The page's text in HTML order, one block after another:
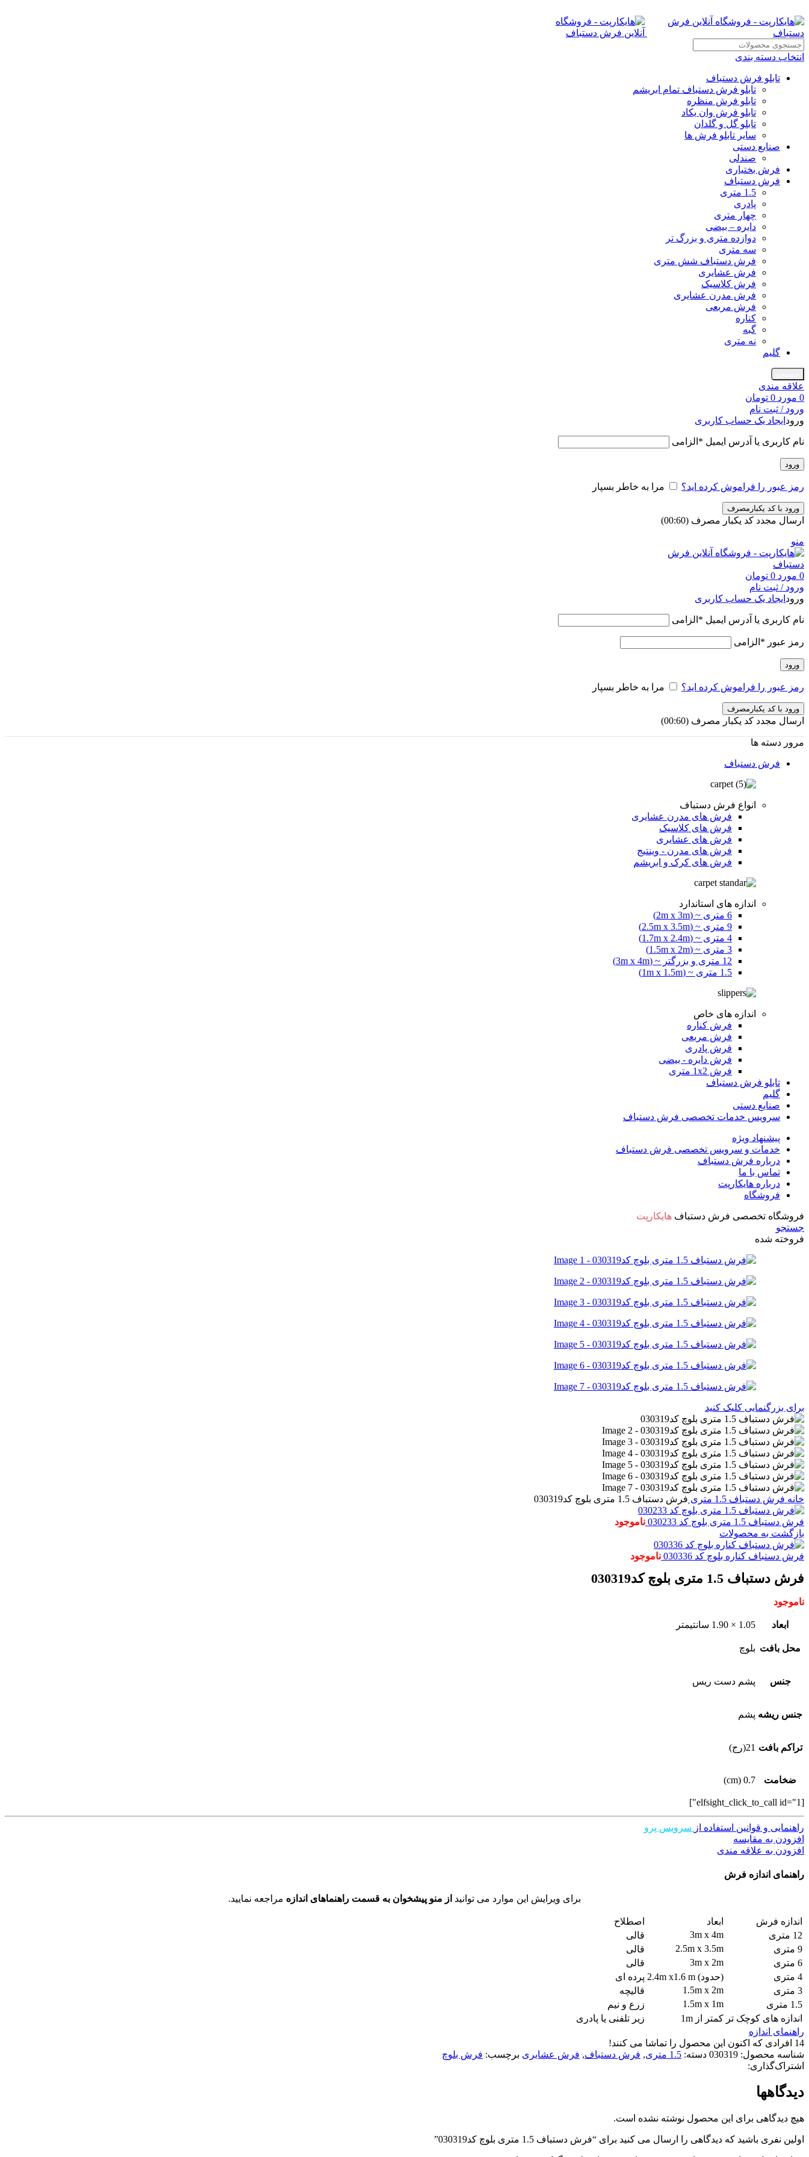
انتخاب دسته بندی
تابلو فرش دستباف
تابلو فرش دستباف تمام ابریشم
تابلو فرش منظره
تابلو فرش وان یکاد
تابلو گل و گلدان
سایر تابلو فرش ها
صنایع دستی
صندلی
فرش بختیاری
فرش دستباف
1.5 متری
پادری
چهار متری
دایره – بیضی
دوازده متری و بزرگ تر
سه متری
فرش دستباف شش متری
فرش عشایری
فرش کلاسیک
فرش مدرن عشایری
فرش مربعی
کناره
گبه
نه متری
گلیم
علاقه مندی
0 مورد 0 تومان
ورود / ثبت نام
ورود ایجاد یک حساب کاربری
نام کاربری یا آدرس ایمیل * الزامی
ورود
رمز عبور را فراموش کرده اید؟ مرا به خاطر بسپار
ورود با کد یکبارمصرف
ارسال مجدد کد یکبار مصرف (00:
60
)
منو
0 مورد 0 تومان
ورود / ثبت نام
ورود ایجاد یک حساب کاربری
نام کاربری یا آدرس ایمیل * الزامی
رمز عبور * الزامی
ورود
رمز عبور را فراموش کرده اید؟ مرا به خاطر بسپار
ورود با کد یکبارمصرف
ارسال مجدد کد یکبار مصرف (00:
60
)
مرور دسته ها
فرش دستباف
انواع فرش دستباف
فرش های مدرن عشایری
فرش های کلاسیک
فرش های عشایری
فرش های مدرن - وینتیج
فرش های کرک و ابریشم
اندازه های استاندارد
6 متری ~ (2m x 3m)
9 متری ~ (2.5m x 3.5m)
4 متری ~ (1.7m x 2.4m)
3 متری ~ (1.5m x 2m)
12 متری و بزرگتر ~ (3m x 4m)
1.5 متری ~ (1m x 1.5m)
اندازه های خاص
فرش کناره
فرش مربعی
فرش پادری
فرش دایره - بیضی
فرش 1x2 متری
تابلو فرش دستباف
گلیم
صنایع دستی
سرویس خدمات تخصصی فرش دستباف
پیشنهاد ویژه
خدمات و سرویس تخصصی فرش دستباف
درباره فرش دستباف
تماس با ما
درباره هایکارپت
فروشگاه
فروشگاه تخصصی فرش دستباف هایکارپت
جستجو
فروخته شده
برای بزرگنمایی کلیک کنید
خانه فرش دستباف 1.5 متری فرش دستباف 1.5 متری بلوچ کد030319
فرش دستباف 1.5 متری بلوچ کد 030233
ناموجود
بازگشت به محصولات
فرش دستباف کناره بلوچ کد 030336 ناموجود
فرش دستباف 1.5 متری بلوچ کد030319
ناموجود
ابعاد 1.05 × 1.90 سانتیمتر
محل بافت بلوچ
جنس پشم دست ریس
جنس ریشه پشم
تراکم بافت 21(رج)
ضخامت 0.7 (cm)
[elfsight_click_to_call id="1"]
راهنمایی و قوانین استفاده از سرویس پرو
افزودن به مقایسه
افزودن به علاقه مندی
راهنمای اندازه فرش
برای ویرایش این موارد می توانید از منو پیشخوان به قسمت راهنماهای اندازه مراجعه نمایید.
اندازه فرش ابعاد
اصطلاح
12 متری
3m x 4m
قالی
9 متری
2.5m x 3.5m
قالی
6 متری
3m x 2m
قالی
4 متری
(حدود) 2.4m x1.6 m
پرده ای
3 متری
1.5m x 2m
قالیچه
1.5 متری
1.5m x 1m
زرع و نیم
اندازه های کوچک تر کمتر از 1m
زیر تلفنی یا پادری
راهنمای اندازه
14 افرادی که اکنون این محصول را تماشا می کنند!
شناسه محصول: 030319 دسته: 1.5 متری , فرش دستباف, فرش عشایری برچسب: فرش بلوچ
اشتراک‌گذاری:
دیدگاهها
هیچ دیدگاهی برای این محصول نوشته نشده است.
اولین نفری باشید که دیدگاهی را ارسال می کنید برای “فرش دستباف 1.5 متری بلوچ کد030319”